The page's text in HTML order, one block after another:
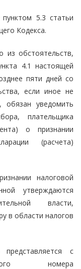
5.3 статьи
Кодекса.
из обстоятельств,
4.1 настоящей
пяти дней со
если иное не
обязан уведомить
плательщика
о признании
(расчета)
налоговой
утверждаются
власти,
в области налогов
с
номера